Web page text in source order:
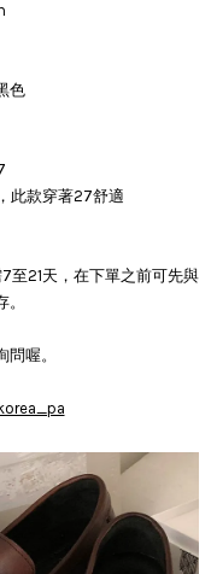
色
此款穿著27舒適
至21天，在下單之前可先與
喔。